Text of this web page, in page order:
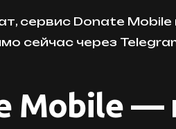
сервис Donate Mobile
сейчас через
Mobile —